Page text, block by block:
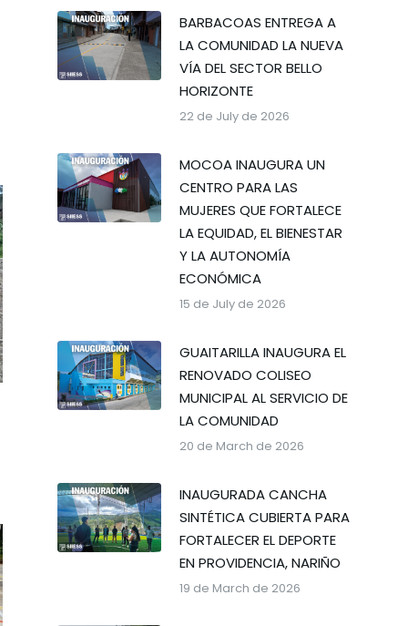
BARBACOAS ENTREGA A
LA COMUNIDAD LA NUEVA
VÍA DEL SECTOR BELLO
HORIZONTE
22 de July de 2026
MOCOA INAUGURA UN
CENTRO PARA LAS
MUJERES QUE FORTALECE
LA EQUIDAD, EL BIENESTAR
Y LA AUTONOMÍA
ECONÓMICA
15 de July de 2026
GUAITARILLA INAUGURA EL
RENOVADO COLISEO
MUNICIPAL AL SERVICIO DE
LA COMUNIDAD
20 de March de 2026
INAUGURADA CANCHA
SINTÉTICA CUBIERTA PARA
FORTALECER EL DEPORTE
EN PROVIDENCIA, NARIÑO
19 de March de 2026